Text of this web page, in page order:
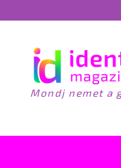
Mondj nemet a